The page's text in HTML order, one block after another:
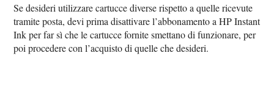
Se desideri utilizzare cartucce diverse rispetto a quelle ricevute
tramite posta, devi prima disattivare l’abbonamento a HP Instant
Ink per far sì che le cartucce fornite smettano di funzionare, per
poi procedere con l’acquisto di quelle che desideri.